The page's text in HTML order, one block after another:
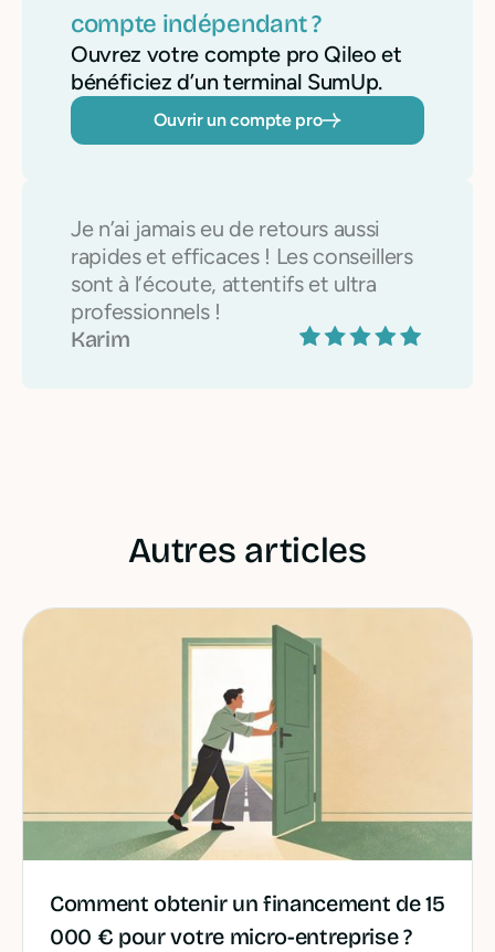
compte indépendant ?
Ouvrez votre compte pro Qileo et
bénéficiez d’un terminal SumUp.
Ouvrir un compte pro
Je n’ai jamais eu de retours aussi
rapides et efficaces ! Les conseillers
sont à l’écoute, attentifs et ultra
professionnels !
Karim
Autres articles
Comment obtenir un financement de 15
000 € pour votre micro-entreprise ?